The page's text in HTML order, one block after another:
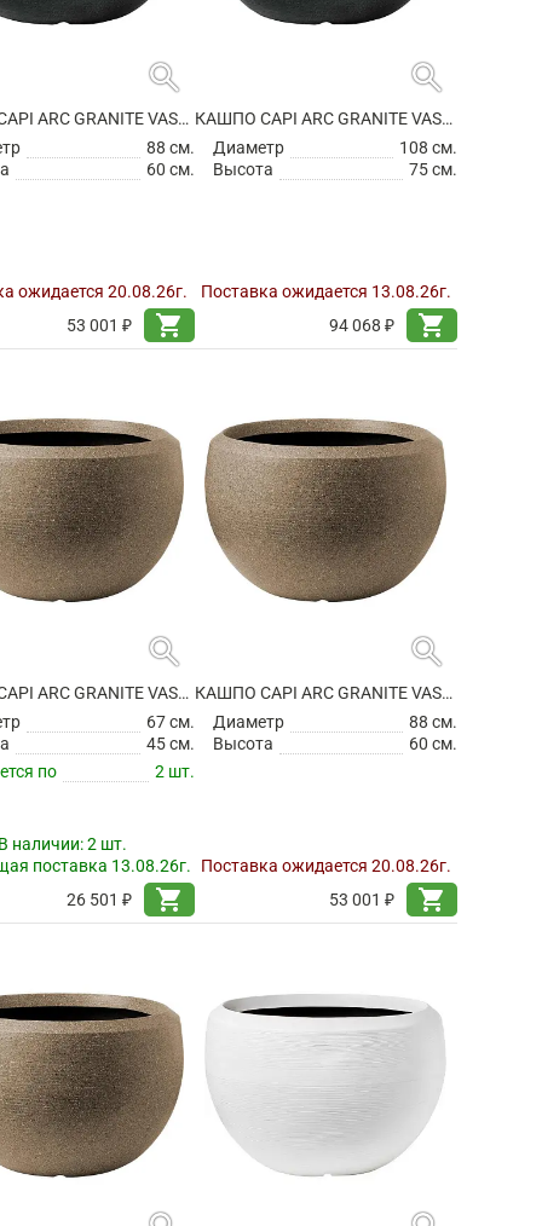
search
КАШПО CAPI ARC GRANITE VASE BALL BLACK
88 см.
60 см.
ожидается 20.08.26г.
53 001 ₽
shopping_cart
search
КАШПО CAPI ARC GRANITE VASE BALL BLACK
Диаметр
108 см.
Высота
75 см.
Поставка ожидается 13.08.26г.
94 068 ₽
shopping_cart
search
КАШПО CAPI ARC GRANITE VASE BALL WARM TAUPE
67 см.
45 см.
по
2 шт.
наличии:2 шт.
поставка 13.08.26г.
26 501 ₽
shopping_cart
search
КАШПО CAPI ARC GRANITE VASE BALL WARM TAUPE
Диаметр
88 см.
Высота
60 см.
Поставка ожидается 20.08.26г.
53 001 ₽
shopping_cart